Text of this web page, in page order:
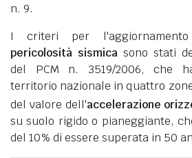
n. 9.
I criteri per
pericolosità sismica sono stati
del PCM n. 3519/2006, che
territorio nazionale in quattro
del valore dell'accelerazione
su suolo rigido o pianeggiante,
del 10% di essere superata in 50